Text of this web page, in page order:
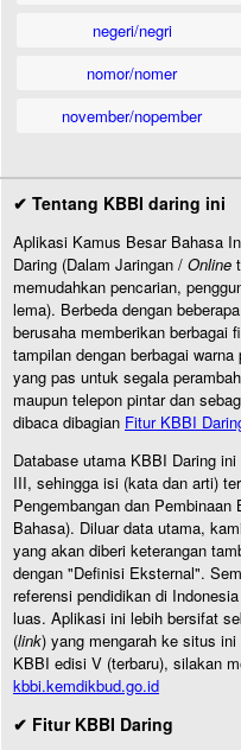
negeri/negri
nomor/nomer
november/nopember
✔ Tentang KBBI daring ini
Aplikasi Kamus Besar Bahasa
Daring (Dalam Jaringan / Online
memudahkan pencarian,
lema). Berbeda dengan
berusaha memberikan berbagai
tampilan dengan berbagai
yang pas untuk segala
maupun telepon pintar dan
dibaca dibagian Fitur KBBI
Database utama KBBI Daring
III, sehingga isi (kata dan arti)
Pengembangan dan Pembinaan
Bahasa). Diluar data utama,
yang akan diberi keterangan
dengan "Definisi Eksternal".
referensi pendidikan di
luas. Aplikasi ini lebih bersifat
(link) yang mengarah ke situs
KBBI edisi V (terbaru), silakan
kbbi.kemdikbud.go.id
✔ Fitur KBBI Daring